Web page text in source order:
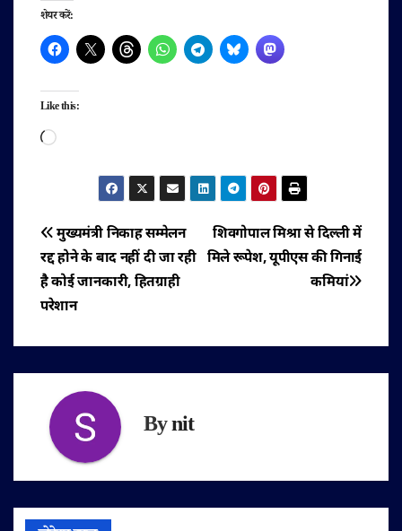
शेयर करें:
Like this:
Loading…
पोस्ट
नेविगेशन
शिवगोपाल मिश्रा से दिल्ली में
मिले रूपेश, यूपीएस की गिनाई
कमियां
मुख्यमंत्री निकाह सम्मेलन
रद्द होने के बाद नहीं दी जा रही
है कोई जानकारी, हितग्राही
परेशान
Bynit